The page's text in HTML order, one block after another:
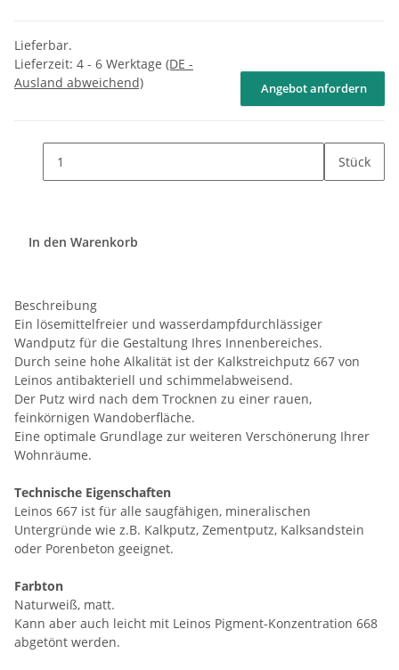
Lieferbar.
Lieferzeit: 4 - 6 Werktage (DE -
Ausland abweichend)
Angebot anfordern
Stück
In den Warenkorb
Beschreibung
Ein lösemittelfreier und wasserdampfdurchlässiger
Wandputz für die Gestaltung Ihres Innenbereiches.
Durch seine hohe Alkalität ist der Kalkstreichputz 667 von
Leinos antibakteriell und schimmelabweisend.
Der Putz wird nach dem Trocknen zu einer rauen,
feinkörnigen Wandoberfläche.
Eine optimale Grundlage zur weiteren Verschönerung Ihrer
Wohnräume.
Technische Eigenschaften
Leinos 667 ist für alle saugfähigen, mineralischen
Untergründe wie z.B. Kalkputz, Zementputz, Kalksandstein
oder Porenbeton geeignet.
Farbton
Naturweiß, matt.
Kann aber auch leicht mit Leinos Pigment-Konzentration 668
abgetönt werden.